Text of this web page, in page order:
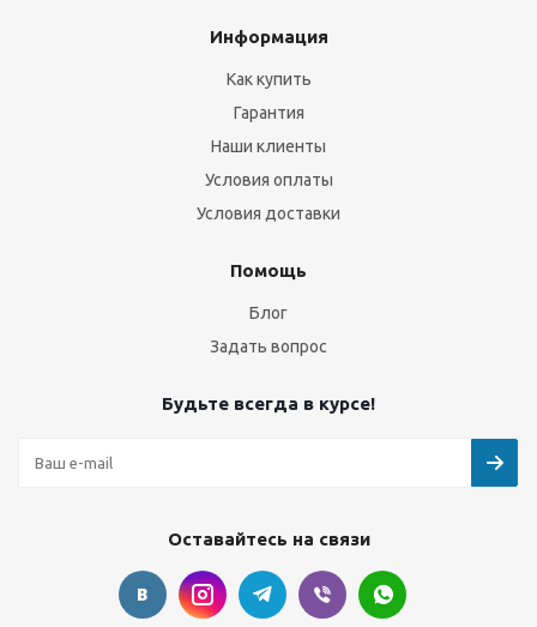
Информация
Как купить
Гарантия
Наши клиенты
Условия оплаты
Условия доставки
Помощь
Блог
Задать вопрос
Будьте всегда в курсе!
Оставайтесь на связи